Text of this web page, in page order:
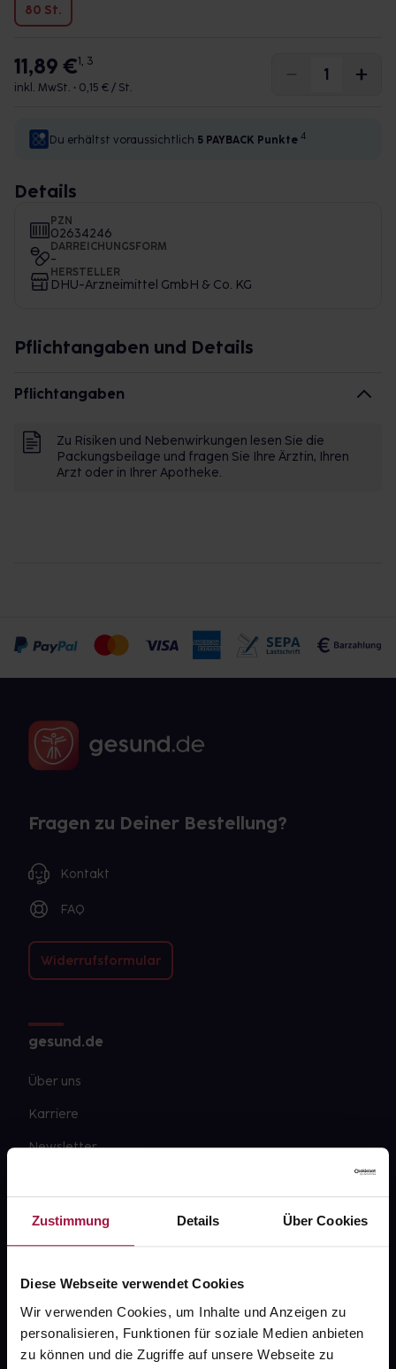
Zustimmung Details Über Cookies
Diese Webseite verwendet Cookies
Wir verwenden Cookies, um Inhalte und Anzeigen zu
personalisieren, Funktionen für soziale Medien anbieten
zu können und die Zugriffe auf unsere Webseite zu
80 St.
11,89 €1, 3
inkl. MwSt. • 0,15 € / St.
Du erhältst voraussichtlich 5 PAYBACK Punkte 4
Details
PZN
02634246
DARREICHUNGSFORM
-
HERSTELLER
DHU-Arzneimittel GmbH & Co. KG
Pflichtangaben und Details
Pflichtangaben
Zu Risiken und Nebenwirkungen lesen Sie die
Packungsbeilage und fragen Sie Ihre Ärztin, Ihren
Arzt oder in Ihrer Apotheke.
Fragen zu Deiner Bestellung?
Kontakt
FAQ
Widerrufsformular
gesund.de
Über uns
Karriere
Newsletter
PAYBACK
gesund-versorger.de
Sanitätshäuser
Datenschutz